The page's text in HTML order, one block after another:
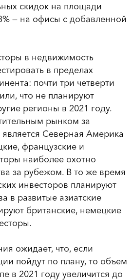
скидок на площади
— на офисы с добавленной
в недвижимость
в пределах
почти три четверти
что не планируют
регионы в 2021 году.
рынком за
Северная Америка
французские и
наиболее охотно
за рубежом. В то же время
инвесторов планируют
в развитые азиатские
британские, немецкие
ожидает, что, если
пойдут по плану, то объем
в 2021 году увеличится до